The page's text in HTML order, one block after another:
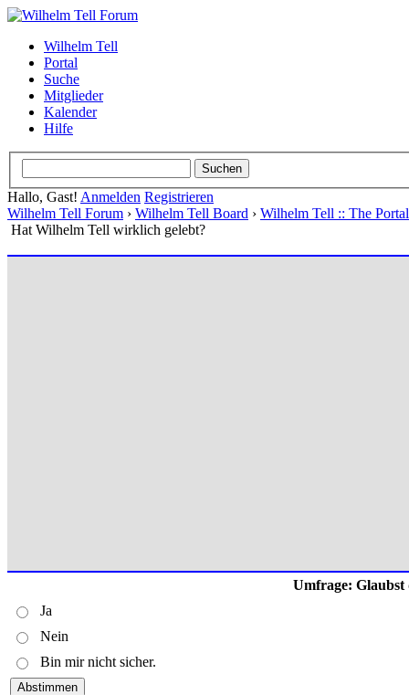
Wilhelm Tell
Portal
Suche
Mitglieder
Kalender
Hilfe
Hallo, Gast! Anmelden Registrieren
Wilhelm Tell Forum › Wilhelm Tell Board › Wilhelm Tell :: The
Hat Wilhelm Tell wirklich gelebt?
Umfrage: Glaubst
Ja
Nein
Bin mir nicht sicher.